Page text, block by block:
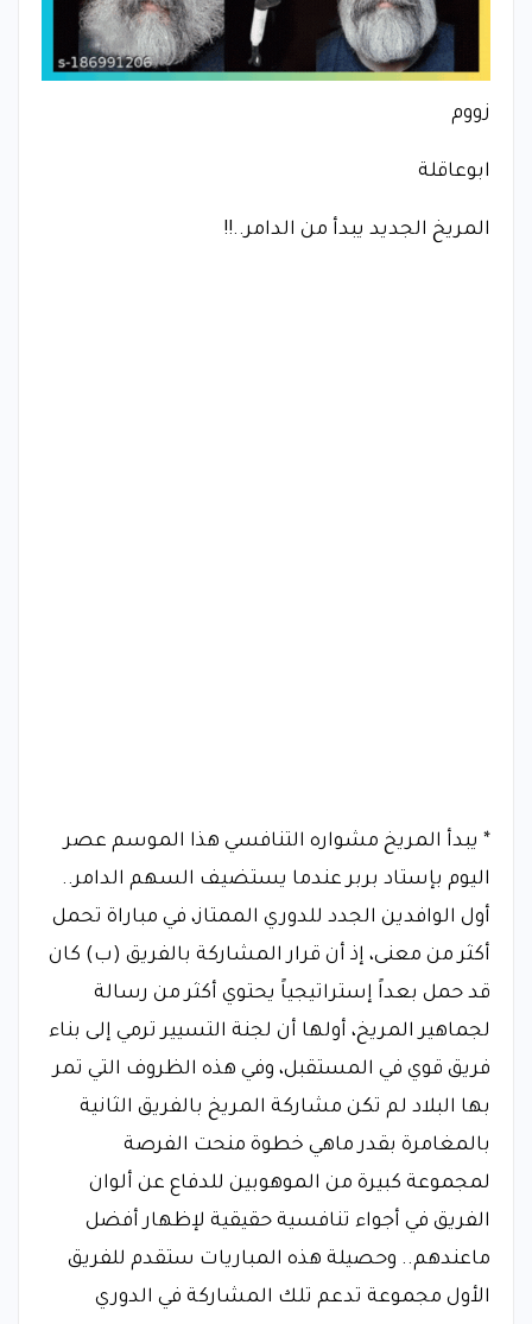
زووم
ابوعاقلة
المريخ الجديد يبدأ من الدامر..!!
* يبدأ المريخ مشواره التنافسي هذا الموسم عصر
اليوم بإستاد بربر عندما يستضيف السهم الدامر..
أول الوافدين الجدد للدوري الممتاز، في مباراة تحمل
أكثر من معنى، إذ أن قرار المشاركة بالفريق (ب) كان
قد حمل بعداً إستراتيجياً يحتوي أكثر من رسالة
لجماهير المريخ، أولها أن لجنة التسيير ترمي إلى بناء
فريق قوي في المستقبل، وفي هذه الظروف التي تمر
بها البلاد لم تكن مشاركة المريخ بالفريق الثانية
بالمغامرة بقدر ماهي خطوة منحت الفرصة
لمجموعة كبيرة من الموهوبين للدفاع عن ألوان
الفريق في أجواء تنافسية حقيقية لإظهار أفضل
ماعندهم.. وحصيلة هذه المباريات ستقدم للفريق
الأول مجموعة تدعم تلك المشاركة في الدوري